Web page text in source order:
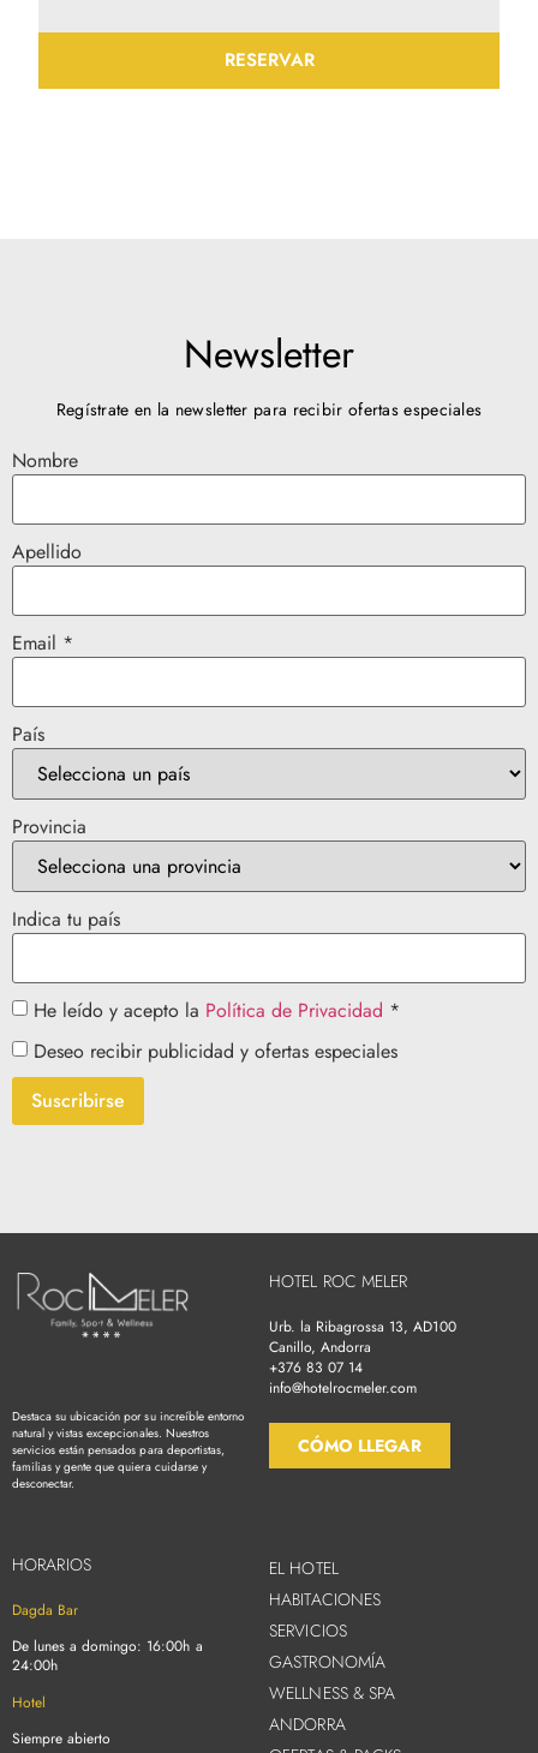
RESERVAR
Newsletter
Regístrate en la newsletter para recibir ofertas especiales
Nombre
Apellido
Email *
País
Provincia
Indica tu país
He leído y acepto la Política de Privacidad *
Deseo recibir publicidad y ofertas especiales
Suscribirse
Destaca su ubicación por su increíble entorno
natural y vistas excepcionales. Nuestros
servicios están pensados para deportistas,
familias y gente que quiera cuidarse y
desconectar.
HOTEL ROC MELER
Urb. la Ribagrossa 13, AD100
Canillo, Andorra
+376 83 07 14
info@hotelrocmeler.com
CÓMO LLEGAR
HORARIOS
Dagda Bar
De lunes a domingo: 16:00h a
24:00h
Hotel
Siempre abierto
EL HOTEL
HABITACIONES
SERVICIOS
GASTRONOMÍA
WELLNESS & SPA
ANDORRA